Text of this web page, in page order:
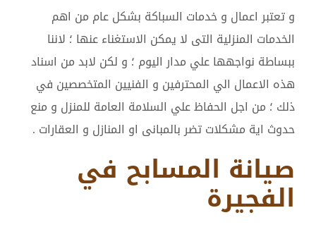
و تعتبر اعمال و خدمات السباكة بشكل عام من اهم
الخدمات المنزلية التى لا يمكن الاستغناء عنها ؛ لاننا
ببساطة نواجهها علي مدار اليوم ؛ و لكن لابد من اسناد
هذه الاعمال الي المحترفين و الفنيين المتخصصين في
ذلك ؛ من اجل الحفاظ علي السلامة العامة للمنزل و منع
حدوث اية مشكلات تضر بالمبانى او المنازل و العقارات .
صيانة المسابح في
الفجيرة